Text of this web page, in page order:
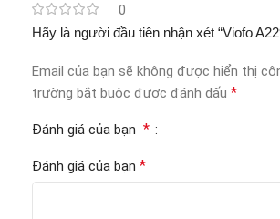
0
Hãy là người đầu tiên nhận xét “Viofo
Email của bạn sẽ không được hiển thị
trường bắt buộc được đánh dấu *
Đánh giá của bạn *
Đánh giá của bạn *